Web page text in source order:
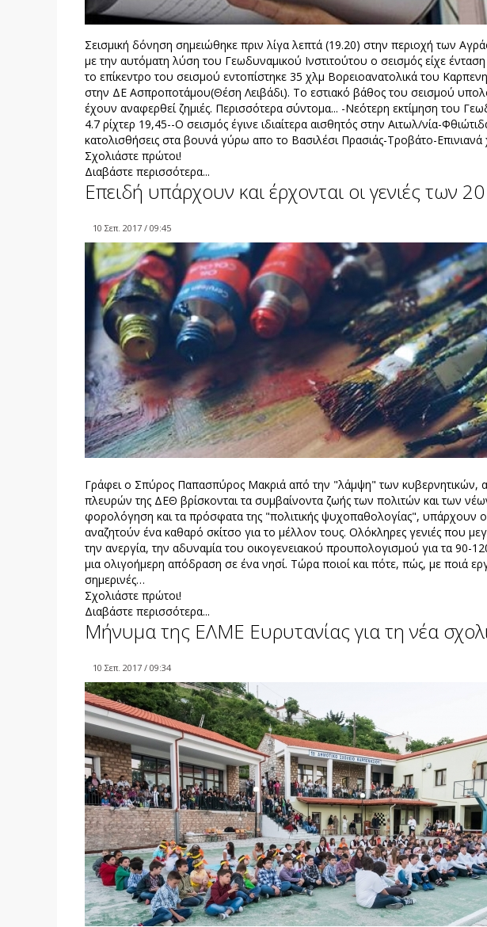
Σεισμική δόνηση σημειώθηκε πριν λίγα λεπτά (19.20) στην περιοχή των
με την αυτόματη λύση του Γεωδυναμικού Ινστιτούτου ο σεισμός είχε
το επίκεντρο του σεισμού εντοπίστηκε 35 χλμ Βορειοανατολικά του
στην ΔΕ Ασπροποτάμου(Θέση Λειβάδι). Το εστιακό βάθος του σεισμού
έχουν αναφερθεί ζημιές. Περισσότερα σύντομα... -Νεότερη εκτίμηση του
4.7 ρίχτερ 19,45--Ο σεισμός έγινε ιδιαίτερα αισθητός στην Αιτωλ/νία-
κατολισθήσεις στα βουνά γύρω απο το Βασιλέσι Πρασιάς-Τροβάτο-
Σχολιάστε πρώτοι!
Διαβάστε περισσότερα...
Επειδή υπάρχουν και έρχονται οι γενιές των
10 Σεπ. 2017 / 09:45
Γράφει ο Σπύρος Παπασπύρος Μακριά από την "λάμψη" των κυβερνητικών,
πλευρών της ΔΕΘ βρίσκονται τα συμβαίνοντα ζωής των πολιτών και των
φορολόγηση και τα πρόσφατα της "πολιτικής ψυχοπαθολογίας", υπάρχουν
αναζητούν ένα καθαρό σκίτσο για το μέλλον τους. Ολόκληρες γενιές που
την ανεργία, την αδυναμία του οικογενειακού προυπολογισμού για τα 90-
μια ολιγοήμερη απόδραση σε ένα νησί. Τώρα ποιοί και πότε, πώς, με ποιά
σημερινές…
Σχολιάστε πρώτοι!
Διαβάστε περισσότερα...
Μήνυμα της ΕΛΜΕ Ευρυτανίας για τη νέα
10 Σεπ. 2017 / 09:34